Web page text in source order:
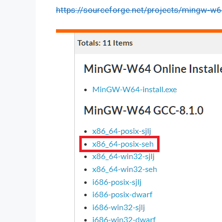
https://sourceforge.net/projects/mingw-